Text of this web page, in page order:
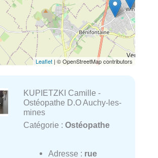
Leaflet | © OpenStreetMap contributors
KUPIETZKI Camille -
Ostéopathe D.O Auchy-les-
mines
Catégorie : Ostéopathe
Adresse : rue